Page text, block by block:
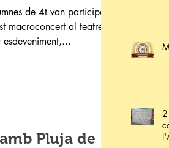
de 4t van participar
macroconcert al teatre
esdeveniment,...
Pluja de
2